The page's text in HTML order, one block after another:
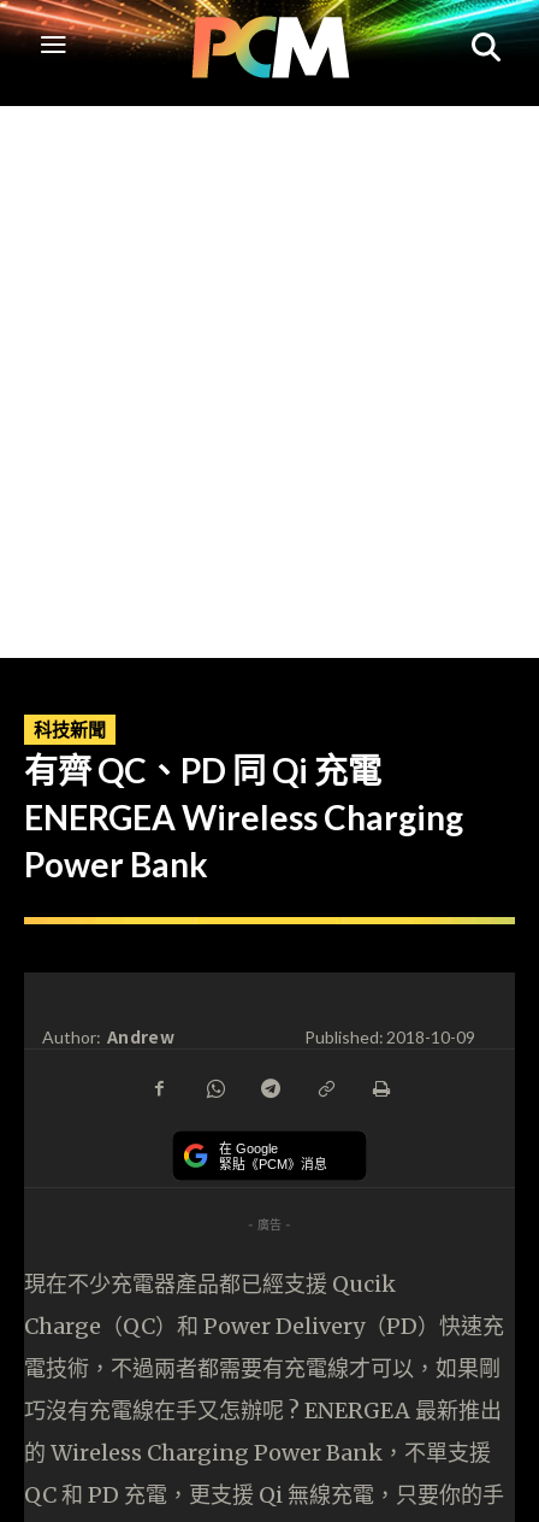
科技新聞
有齊 QC、PD 同 Qi 充電
ENERGEA Wireless Charging
Power Bank
Author: Andrew Published:2018-10-09
在 Google
緊貼《PCM》消息
- 廣告 -
現在不少充電器產品都已經支援 Qucik
Charge（QC）和 Power Delivery（PD）快速充
電技術，不過兩者都需要有充電線才可以，如果剛
巧沒有充電線在手又怎辦呢 ? ENERGEA 最新推出
的 Wireless Charging Power Bank，不單支援
QC 和 PD 充電，更支援 Qi 無線充電，只要你的手